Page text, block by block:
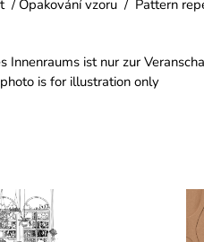
/ Opakování vzoru / Pattern
Innenraums ist nur zur
is for illustration only